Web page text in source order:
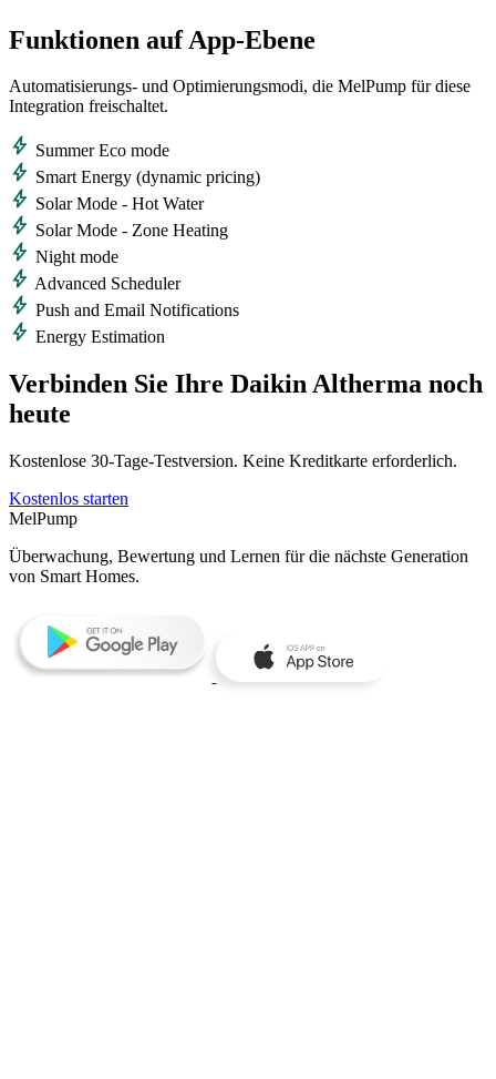
Funktionen auf App‑Ebene
Automatisierungs- und Optimierungsmodi, die MelPump für diese
Integration freischaltet.
bolt Summer Eco mode
bolt Smart Energy (dynamic pricing)
bolt Solar Mode - Hot Water
bolt Solar Mode - Zone Heating
bolt Night mode
bolt Advanced Scheduler
bolt Push and Email Notifications
bolt Energy Estimation
Verbinden Sie Ihre Daikin Altherma noch
heute
Kostenlose 30‑Tage‑Testversion. Keine Kreditkarte erforderlich.
Kostenlos starten
MelPump
Überwachung, Bewertung und Lernen für die nächste Generation
von Smart Homes.